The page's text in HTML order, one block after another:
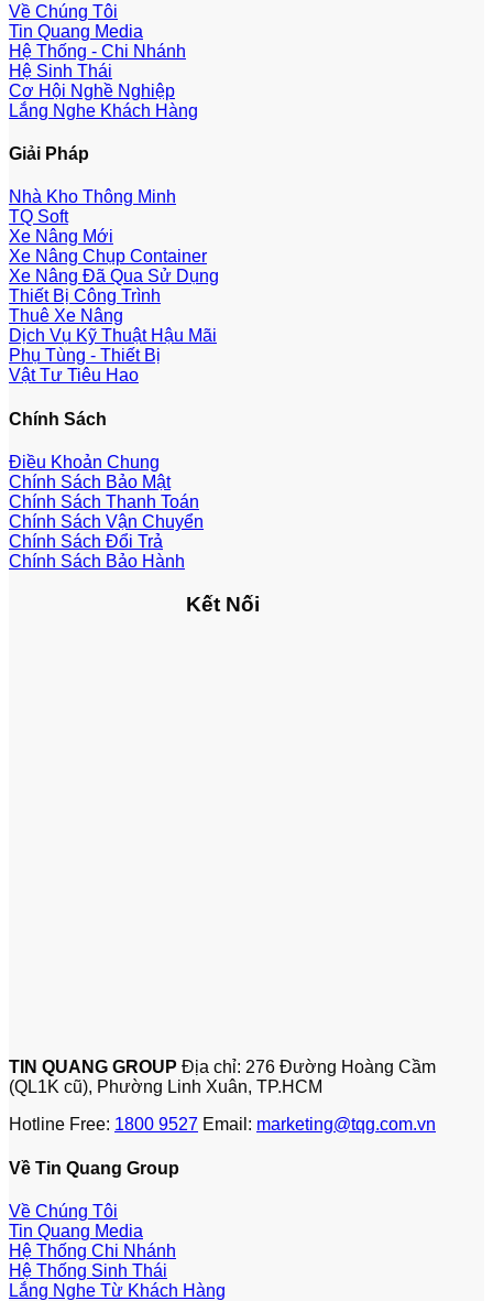
Về Chúng Tôi
Tin Quang Media
Hệ Thống - Chi Nhánh
Hệ Sinh Thái
Cơ Hội Nghề Nghiệp
Lắng Nghe Khách Hàng
Giải Pháp
Nhà Kho Thông Minh
TQ Soft
Xe Nâng Mới
Xe Nâng Chụp Container
Xe Nâng Đã Qua Sử Dụng
Thiết Bị Công Trình
Thuê Xe Nâng
Dịch Vụ Kỹ Thuật Hậu Mãi
Phụ Tùng - Thiết Bị
Vật Tư Tiêu Hao
Chính Sách
Điều Khoản Chung
Chính Sách Bảo Mật
Chính Sách Thanh Toán
Chính Sách Vận Chuyển
Chính Sách Đổi Trả
Chính Sách Bảo Hành
Kết Nối
TIN QUANG GROUP Địa chỉ: 276 Đường Hoàng Cầm
(QL1K cũ), Phường Linh Xuân, TP.HCM
Hotline Free: 1800 9527 Email: marketing@tqg.com.vn
Về Tin Quang Group
Về Chúng Tôi
Tin Quang Media
Hệ Thống Chi Nhánh
Hệ Thống Sinh Thái
Lắng Nghe Từ Khách Hàng